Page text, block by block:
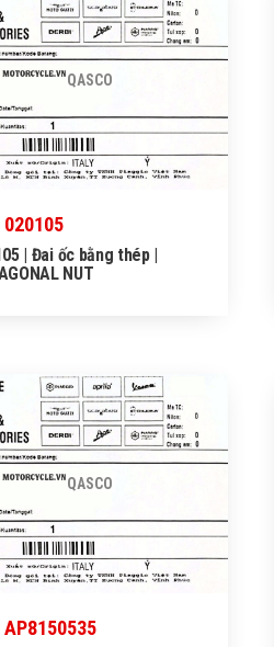
QASCO
020105
| Đai ốc bằng thép |
NUT
QASCO
AP8150535